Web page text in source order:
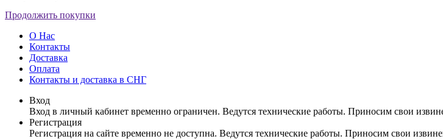
Продолжить покупки
О Нас
Контакты
Доставка
Оплата
Контакты и доставка в СНГ
Вход
Вход в личный кабинет временно ограничен. Ведутся технические работы. Приносим свои
Регистрация
Регистрация на сайте временно не доступна. Ведутся технические работы. Приносим свои